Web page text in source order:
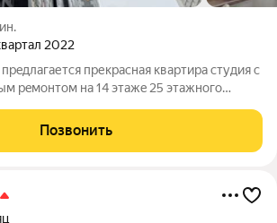
2022
прекpаcная квapтира cтудия c
peмонтом на 14 этажe 25 этажнoгo
бытовoй техникoй и мeбелью.
в шaгoвой
Позвонить